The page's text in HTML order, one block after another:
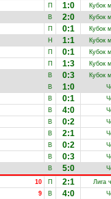
П 1:0
Кубок
В 2:0
Кубок
П 0:1
Кубок
Н 1:1
Кубок
П 0:1
Кубок
П 1:3
Кубок
В 0:3
Кубок
В 1:0
В 0:1
В 4:0
В 0:2
В 2:1
В 0:2
В 0:3
В 5:0
10 П 2:1
Лига
9 В 4:0